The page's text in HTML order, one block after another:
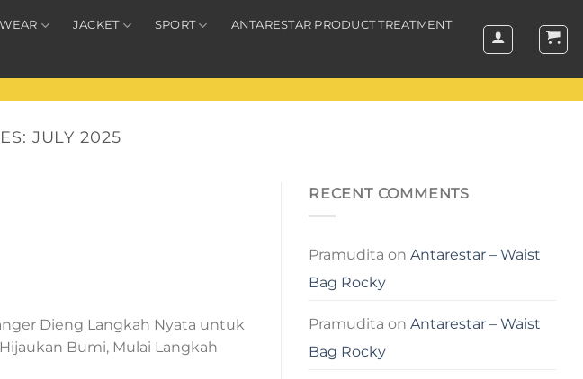
JACKET SPORT ANTARESTAR PRODUCT TREATMENT
JULY 2025
Dieng Langkah Nyata untuk
Bumi, Mulai Langkah
RECENT COMMENTS
Pramudita on Antarestar – Waist
Bag Rocky
Pramudita on Antarestar – Waist
Bag Rocky